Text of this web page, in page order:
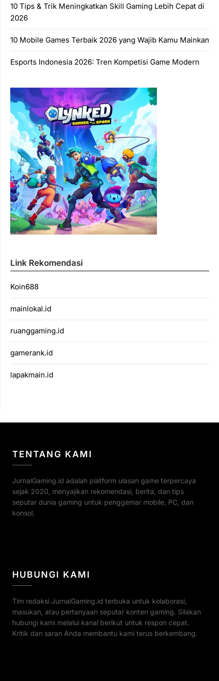
10 Tips & Trik Meningkatkan Skill Gaming Lebih Cepat di
2026
10 Mobile Games Terbaik 2026 yang Wajib Kamu Mainkan
Esports Indonesia 2026: Tren Kompetisi Game Modern
Link Rekomendasi
Koin688
mainlokal.id
ruanggaming.id
gamerank.id
lapakmain.id
TENTANG KAMI
JurnalGaming.id adalah platform ulasan game terpercaya
sejak 2020, menyajikan rekomendasi, berita, dan tips
seputar dunia gaming untuk penggemar mobile, PC, dan
konsol.
HUBUNGI KAMI
Tim redaksi JurnalGaming.id terbuka untuk kolaborasi,
masukan, atau pertanyaan seputar konten gaming. Silakan
hubungi kami melalui kanal berikut untuk respon cepat.
Kritik dan saran Anda membantu kami terus berkembang.